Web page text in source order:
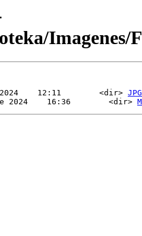
Imagenes/
12:11        <dir> JPG
2024    16:36        <dir>